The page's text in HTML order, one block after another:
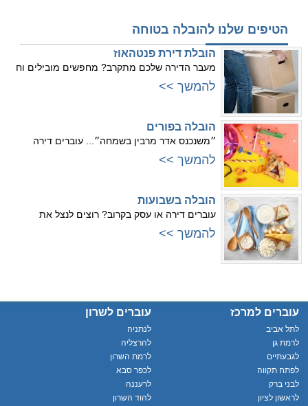
הטיפים שלנו להובלה בטוחה
הובלת דירת פנטהאוז
מעבר הדירה שלכם מתקרב? מחפשים מובילים וח
להמשך >>
הובלה בפורים
״משנכנס אדר מרבין בשמחה״... עוברים דירה
להמשך >>
הובלה בשבועות
עוברים דירה או עסק בקרוב? רוצים לנצל את
להמשך >>
עוברים למרכז
לתל אביב
לרמת גן
לגבעתיים
לפתח תקווה
לבני ברק
לראשון לציון
עוברים לשרון
לנתניה
להרצליה
לרמת השרון
לכפר סבא
לרעננה
להוד השרון